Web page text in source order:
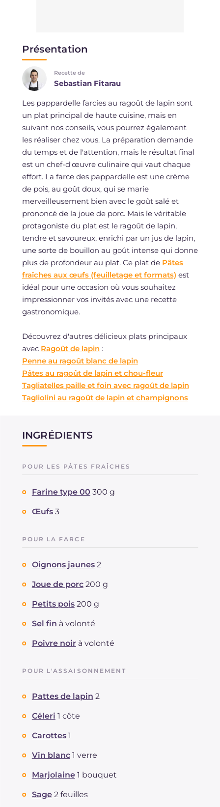
Présentation
Recette de
Sebastian Fitarau
Les pappardelle farcies au ragoût de lapin sont
un plat principal de haute cuisine, mais en
suivant nos conseils, vous pourrez également
les réaliser chez vous. La préparation demande
du temps et de l'attention, mais le résultat final
est un chef-d'œuvre culinaire qui vaut chaque
effort. La farce des pappardelle est une crème
de pois, au goût doux, qui se marie
merveilleusement bien avec le goût salé et
prononcé de la joue de porc. Mais le véritable
protagoniste du plat est le ragoût de lapin,
tendre et savoureux, enrichi par un jus de lapin,
une sorte de bouillon au goût intense qui donne
plus de profondeur au plat. Ce plat de Pâtes
fraîches aux œufs (feuilletage et formats) est
idéal pour une occasion où vous souhaitez
impressionner vos invités avec une recette
gastronomique.
Découvrez d'autres délicieux plats principaux
avec Ragoût de lapin:
Penne au ragoût blanc de lapin
Pâtes au ragoût de lapin et chou-fleur
Tagliatelles paille et foin avec ragoût de lapin
Tagliolini au ragoût de lapin et champignons
INGRÉDIENTS
POUR LES PÂTES FRAÎCHES
Farine type 00 300 g
Œufs 3
POUR LA FARCE
Oignons jaunes 2
Joue de porc 200 g
Petits pois 200 g
Sel fin à volonté
Poivre noir à volonté
POUR L'ASSAISONNEMENT
Pattes de lapin 2
Céleri 1 côte
Carottes 1
Vin blanc 1 verre
Marjolaine 1 bouquet
Sage 2 feuilles